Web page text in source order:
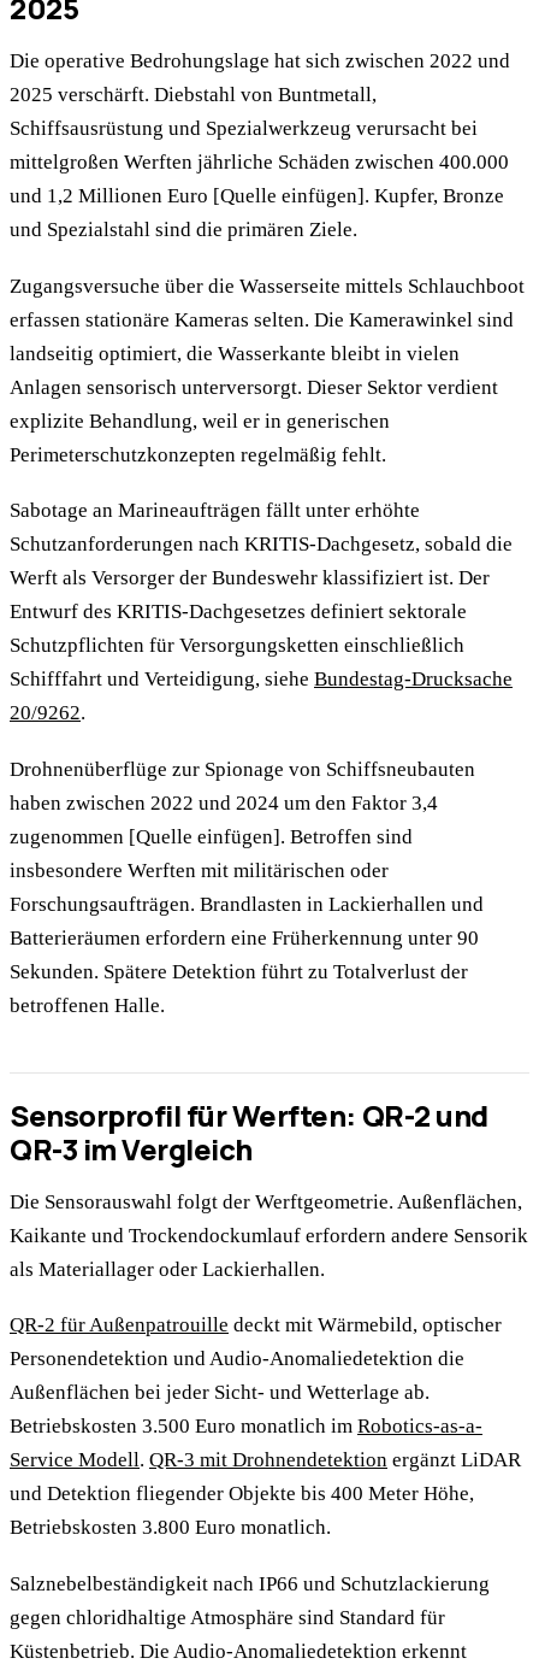
2025
Die operative Bedrohungslage hat sich zwischen 2022 und
2025 verschärft. Diebstahl von Buntmetall,
Schiffsausrüstung und Spezialwerkzeug verursacht bei
mittelgroßen Werften jährliche Schäden zwischen 400.000
und 1,2 Millionen Euro [Quelle einfügen]. Kupfer, Bronze
und Spezialstahl sind die primären Ziele.
Zugangsversuche über die Wasserseite mittels Schlauchboot
erfassen stationäre Kameras selten. Die Kamerawinkel sind
landseitig optimiert, die Wasserkante bleibt in vielen
Anlagen sensorisch unterversorgt. Dieser Sektor verdient
explizite Behandlung, weil er in generischen
Perimeterschutzkonzepten regelmäßig fehlt.
Sabotage an Marineaufträgen fällt unter erhöhte
Schutzanforderungen nach KRITIS-Dachgesetz, sobald die
Werft als Versorger der Bundeswehr klassifiziert ist. Der
Entwurf des KRITIS-Dachgesetzes definiert sektorale
Schutzpflichten für Versorgungsketten einschließlich
Schifffahrt und Verteidigung, siehe Bundestag-Drucksache
20/9262.
Drohnenüberflüge zur Spionage von Schiffsneubauten
haben zwischen 2022 und 2024 um den Faktor 3,4
zugenommen [Quelle einfügen]. Betroffen sind
insbesondere Werften mit militärischen oder
Forschungsaufträgen. Brandlasten in Lackierhallen und
Batterieräumen erfordern eine Früherkennung unter 90
Sekunden. Spätere Detektion führt zu Totalverlust der
betroffenen Halle.
Sensorprofil für Werften: QR-2 und
QR-3 im Vergleich
Die Sensorauswahl folgt der Werftgeometrie. Außenflächen,
Kaikante und Trockendockumlauf erfordern andere Sensorik
als Materiallager oder Lackierhallen.
QR-2 für Außenpatrouille deckt mit Wärmebild, optischer
Personendetektion und Audio-Anomaliedetektion die
Außenflächen bei jeder Sicht- und Wetterlage ab.
Betriebskosten 3.500 Euro monatlich im Robotics-as-a-
Service Modell. QR-3 mit Drohnendetektion ergänzt LiDAR
und Detektion fliegender Objekte bis 400 Meter Höhe,
Betriebskosten 3.800 Euro monatlich.
Salznebelbeständigkeit nach IP66 und Schutzlackierung
gegen chloridhaltige Atmosphäre sind Standard für
Küstenbetrieb. Die Audio-Anomaliedetektion erkennt